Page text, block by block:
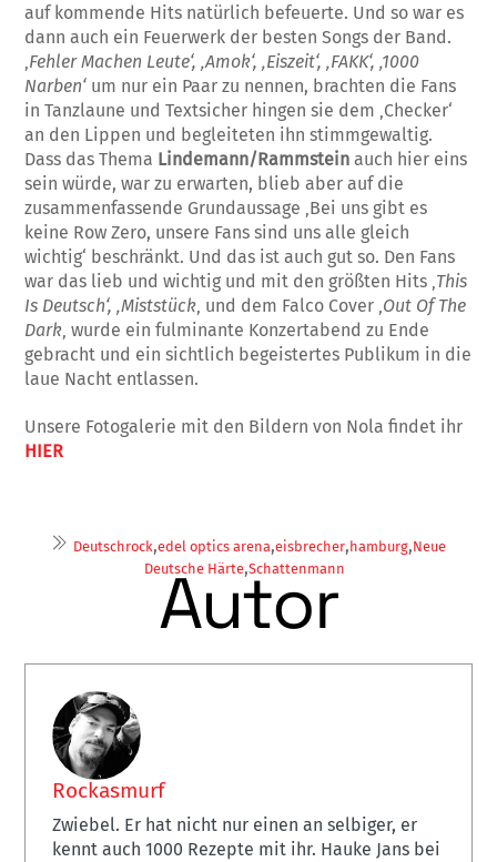
auf kommende Hits natürlich befeuerte. Und so war es
dann auch ein Feuerwerk der besten Songs der Band.
Fehler Machen Leute‘, ‚Amok‘, ‚Eiszeit‘, ‚FAKK‘, ‚1000
Narben‘ um nur ein Paar zu nennen, brachten die Fans
in Tanzlaune und Textsicher hingen sie dem ‚Checker‘
an den Lippen und begleiteten ihn stimmgewaltig.
Dass das Thema Lindemann/Rammstein auch hier eins
sein würde, war zu erwarten, blieb aber auf die
zusammenfassende Grundaussage ‚Bei uns gibt es
keine Row Zero, unsere Fans sind uns alle gleich
wichtig‘ beschränkt. Und das ist auch gut so. Den Fans
war das lieb und wichtig und mit den größten Hits ‚ This
Is Deutsch‘, ‚Miststück ‚ und dem Falco Cover ‚ Out Of The
Dark ‚ wurde ein fulminante Konzertabend zu Ende
gebracht und ein sichtlich begeistertes Publikum in die
laue Nacht entlassen.
Unsere Fotogalerie mit den Bildern von Nola findet ihr
HIER
Deutschrock,edel optics arena,eisbrecher,hamburg,Neue
Deutsche Härte,Schattenmann
Autor
Rockasmurf
Zwiebel. Er hat nicht nur einen an selbiger, er
kennt auch 1000 Rezepte mit ihr. Hauke Jans bei